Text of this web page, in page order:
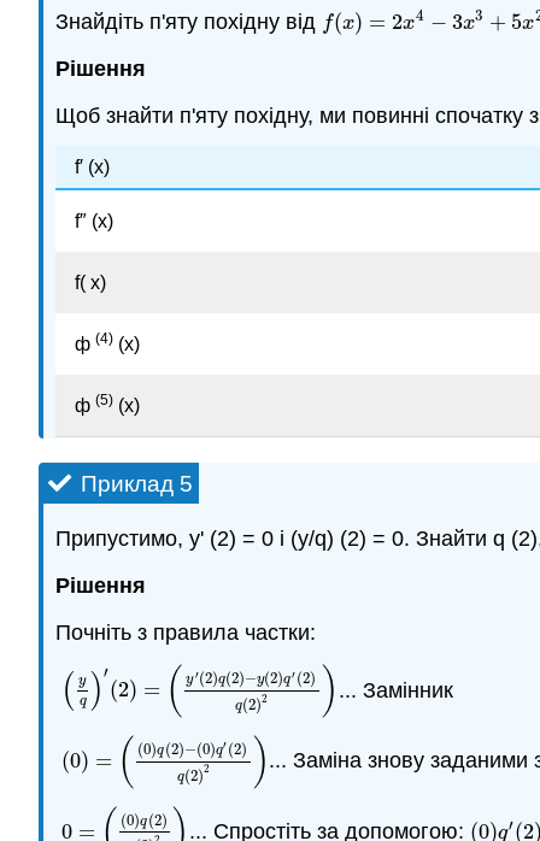
Знайдіть п'яту похідну від f(x) = 2x4 − 3x3 + 5x
f(x)= 2x 4−3 x3 +5x 2− x−
Рішення
Щоб знайти п'яту похідну, ми повинні спочатку
f′ (х)
f″ (х)
f( х)
ф (4) (х)
ф (5) (х)
Приклад 5
Припустимо, y' (2) = 0 і (y/q) (2) = 0. Знайти q
Рішення
Почніть з правила частки:
( y
q )′
(2) = ( y′(2)q(2)−y(2)q′ (2)
q(2)2 )
( yq )′ 2)= (y (2 )q(2)−y(2)q′(2) q (2) 2)
... Замінник
(0) = ( (0)q(2)−(0)q′ (2)
q(2)2 )
(0) =(( 0 q(2)−(0)q′(2) q (2 )2)
... Заміна знову заданими
0 = (0)q(2)
0 =( 0 )q(2)q 2 )2 )
... Спростіть за допомогою: (0)q′(2)
(0)q′(2)